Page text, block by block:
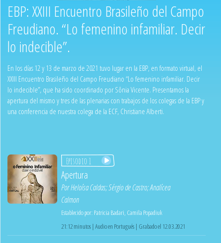
EBP: XXIII Encuentro Brasileño del Campo
Freudiano. “Lo femenino infamiliar. Decir
lo indecible”.
En los días 12 y 13 de marzo de 2021 tuvo lugar en la EBP, en formato virtual, el
XXIII Encuentro Brasileño del Campo Freudiano “Lo femenino infamiliar. Decir
lo indecible”, que ha sido coordinado por Sônia Vicente. Presentamos la
apertura del mismo y tres de las plenarias con trabajos de los colegas de la EBP y
una conferencia de nuestra colega de la ECF, Christiane Alberti.
Episodio 1
Apertura
PorHeloísa Caldas;Sérgio de Castro;Analícea
Calmon
Establecido por: Patricia Badari Camila Popadiuk
21:12 minutos | Audio en Portugués | Grabado el 12.03.2021